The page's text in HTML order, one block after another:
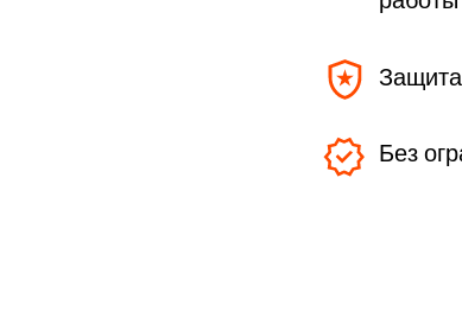
Без